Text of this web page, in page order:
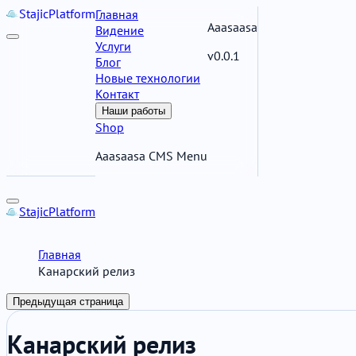
StajicPlatformГлавная
Видение
Услуги
Блог
Новые технологии
Контакт
Наши работы
Shop
Aaasaasa CMS Menu
Aaasaasa
v0.0.1
StajicPlatform
Главная
Канарский релиз
Предыдущая страница
Канарский релиз